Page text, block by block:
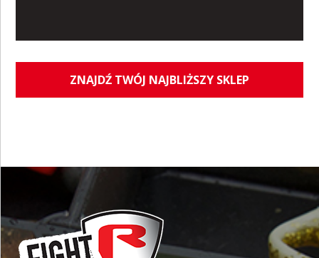
ZNAJDŹ TWÓJ NAJBLIŻSZY SKLEP